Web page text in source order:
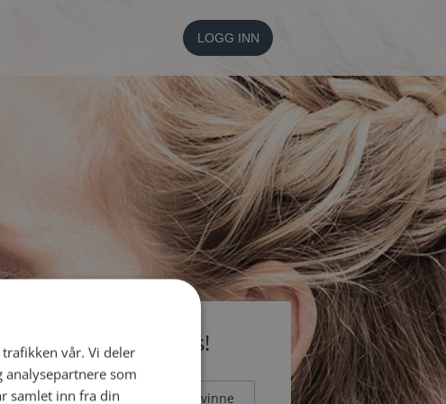
LOGG INN
Bli medlem gratis!
er en: Mann Kvinne
vår. Vi deler
som
samlet inn fra din